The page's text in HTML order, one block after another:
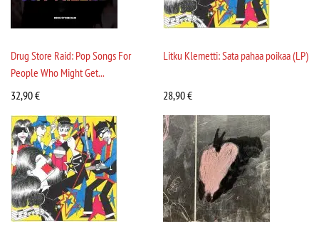
Drug Store Raid: Pop Songs For
People Who Might Get...
32,90€
Litku Klemetti: Sata pahaa poikaa (LP)
28,90€